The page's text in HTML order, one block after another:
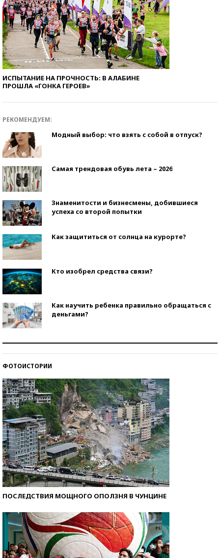
ИСПЫТАНИЕ НА ПРОЧНОСТЬ: В АЛАБИНЕ
ПРОШЛА «ГОНКА ГЕРОЕВ»
РЕКОМЕНДУЕМ:
Модный выбор: что взять с собой в отпуск?
Самая трендовая обувь лета – 2026
Знаменитости и бизнесмены, добившиеся
успеха со второй попытки
Как защититься от солнца на курорте?
Кто изобрел средства связи?
Как научить ребенка правильно обращаться с
деньгами?
ФОТОИСТОРИИ
ПОСЛЕДСТВИЯ МОЩНОГО ОПОЛЗНЯ В ЧУНЦИНЕ